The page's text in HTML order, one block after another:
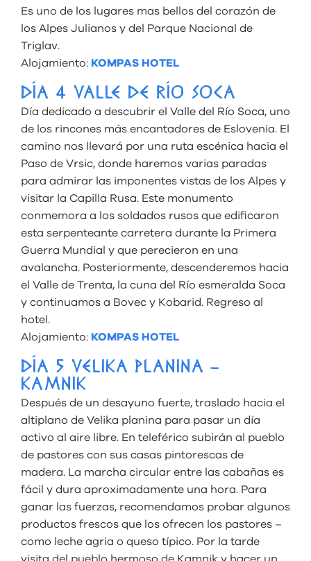
Es uno de los lugares mas bellos del corazón de
los Alpes Julianos y del Parque Nacional de
Triglav.
Alojamiento: KOMPAS HOTEL
DÍA 4 VALLE DE RÍO SOCA
Día dedicado a descubrir el Valle del Río Soca, uno
de los rincones más encantadores de Eslovenia. El
camino nos llevará por una ruta escénica hacia el
Paso de Vrsic, donde haremos varias paradas
para admirar las imponentes vistas de los Alpes y
visitar la Capilla Rusa. Este monumento
conmemora a los soldados rusos que edificaron
esta serpenteante carretera durante la Primera
Guerra Mundial y que perecieron en una
avalancha. Posteriormente, descenderemos hacia
el Valle de Trenta, la cuna del Río esmeralda Soca
y continuamos a Bovec y Kobarid. Regreso al
hotel.
Alojamiento: KOMPAS HOTEL
DÍA 5 VELIKA PLANINA –
KAMNIK
Después de un desayuno fuerte, traslado hacia el
altiplano de Velika planina para pasar un día
activo al aire libre. En teleférico subirán al pueblo
de pastores con sus casas pintorescas de
madera. La marcha circular entre las cabañas es
fácil y dura aproximadamente una hora. Para
ganar las fuerzas, recomendamos probar algunos
productos frescos que los ofrecen los pastores –
como leche agria o queso típico. Por la tarde